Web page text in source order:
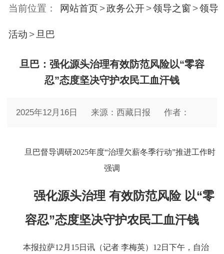
当前位置： 网站首页 >政务公开 >领导之窗 >领导
活动 > 旦巴
旦巴：强化源头治理有效防范风险以“零容
忍”态度坚决守护农民工血汗钱
2025年12月16日 来源：西藏日报 作者：
旦巴督导调研2025年度“治理欠薪冬季行动”推进工作时
强调
强化源头治理 有效防范风险 以“零
容忍”态度坚决守护农民工血汗钱
本报拉萨12月15日讯（记者 李梅英）12日下午，自治